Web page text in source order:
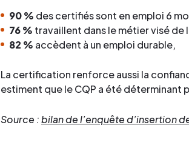
90 % des certifiés sont en emploi 6
76 % travaillent dans le métier visé
82 % accèdent à un emploi durable,
La certification renforce aussi la
estiment que le CQP a été déterminant
Source :bilan de l’enquête d’insertion